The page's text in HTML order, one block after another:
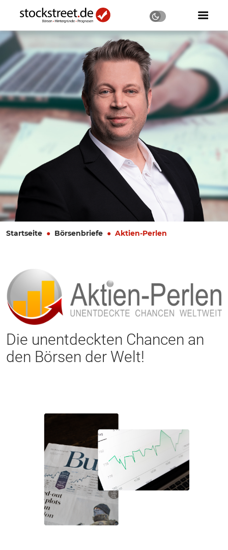
Startseite Börsenbriefe Aktien-Perlen
Die unentdeckten Chancen an
den Börsen der Welt!